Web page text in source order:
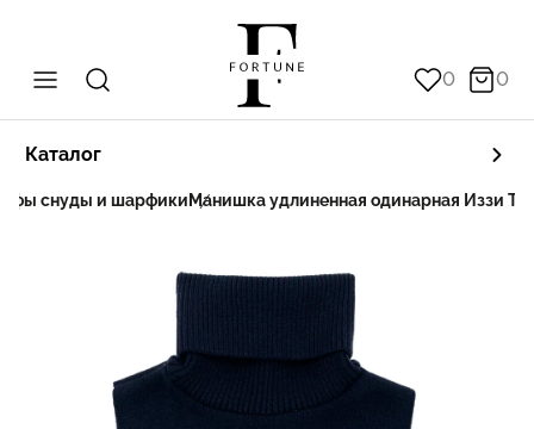
0 0
Каталог
снуды и шарфики Манишка удлиненная одинарная Иззи